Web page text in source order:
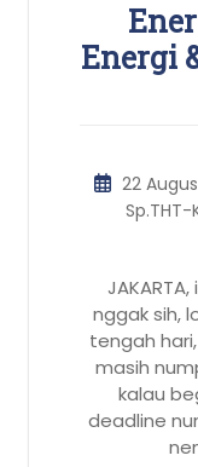
Energi
22
Sp.THT-
nggak sih,
tengah
masih
kalau
deadline